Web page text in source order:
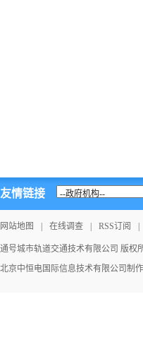
友情链接
网站地图 在线调查 RSS订阅
通号城市轨道交通技术有限公司 版权
北京中恒电国际信息技术有限公司 制